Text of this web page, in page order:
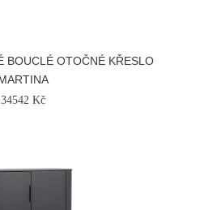
BOUCLÉ OTOČNÉ KŘESLO
34542 Kč